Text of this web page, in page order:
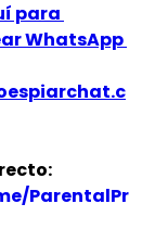
para
WhatsApp
ParentalPr